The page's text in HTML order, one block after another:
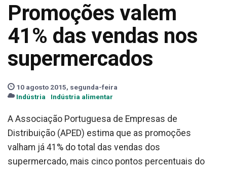
Promoções valem
41% das vendas nos
supermercados
10 agosto 2015, segunda-feira
Indústria
Indústria alimentar
A Associação Portuguesa de Empresas de
Distribuição (APED) estima que as promoções
valham já 41% do total das vendas dos
supermercado, mais cinco pontos percentuais do